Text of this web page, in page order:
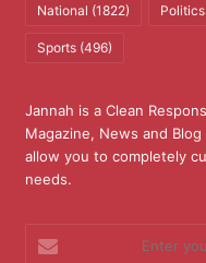
National (1822) Politics
Sports(496)
Jannah is a Clean
Magazine, News and
allow you to completely
needs.
your